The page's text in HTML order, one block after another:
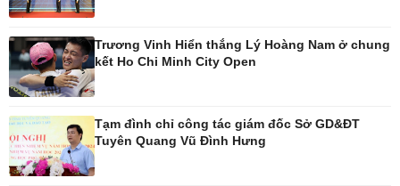
Thế giới
Quan sát
Cuộc sống đó đây
Hồ sơ
Multimedia
E-Magazine
Infographic
Trương Vinh Hiển thắng Lý Hoàng Nam ở chung
kết Ho Chi Minh City Open
Tạm đình chỉ công tác giám đốc Sở GD&ĐT
Tuyên Quang Vũ Đình Hưng